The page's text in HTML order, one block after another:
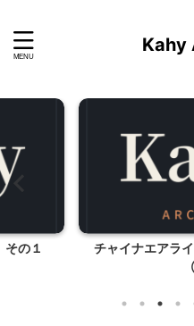
Kahy
の１
チャイナエアラ